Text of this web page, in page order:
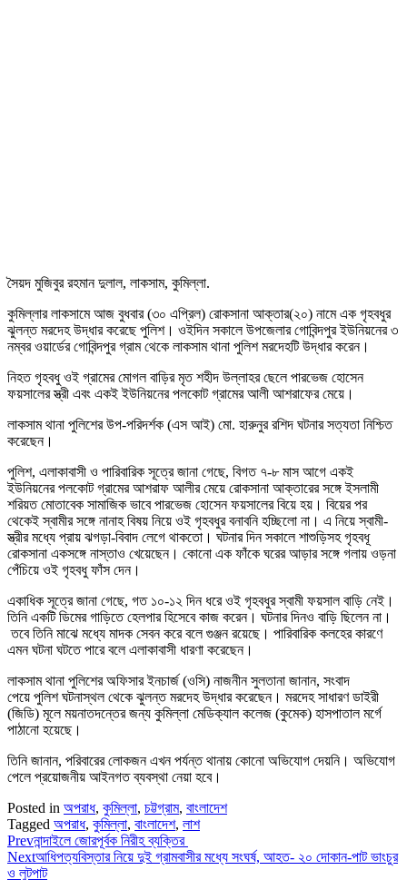
সৈয়দ মুজিবুর রহমান দুলাল, লাকসাম, কুমিল্লা.
কুমিল্লার লাকসামে আজ বুধবার (৩০ এপ্রিল) রোকসানা আক্তার(২০) নামে এক গৃহবধুর
ঝুলন্ত মরদেহ উদ্ধার করেছে পুলিশ। ওইদিন সকালে উপজেলার গোবিন্দপুর ইউনিয়নের ৩
নম্বর ওয়ার্ডের গোবিন্দপুর গ্রাম থেকে লাকসাম থানা পুলিশ মরদেহটি উদ্ধার করেন।
নিহত গৃহবধু ওই গ্রামের মোগল বাড়ির মৃত শহীদ উল্লাহর ছেলে পারভেজ হোসেন
ফয়সালের স্ত্রী এবং একই ইউনিয়নের পলকোট গ্রামের আলী আশরাফের মেয়ে।
লাকসাম থানা পুলিশের উপ-পরিদর্শক (এস আই) মো. হারুনুর রশিদ ঘটনার সত্যতা নিশ্চিত
করেছেন।
পুলিশ, এলাকাবাসী ও পারিবারিক সূত্রে জানা গেছে, বিগত ৭-৮ মাস আগে একই
ইউনিয়নের পলকোট গ্রামের আশরাফ আলীর মেয়ে রোকসানা আক্তারের সঙ্গে ইসলামী
শরিয়ত মোতাবেক সামাজিক ভাবে পারভেজ হোসেন ফয়সালের বিয়ে হয়। বিয়ের পর
থেকেই স্বামীর সঙ্গে নানাহ বিষয় নিয়ে ওই গৃহবধুর বনাবনি হচ্ছিলো না। এ নিয়ে স্বামী-
স্ত্রীর মধ্যে প্রায় ঝগড়া-বিবাদ লেগে থাকতো। ঘটনার দিন সকালে শাশুড়িসহ গৃহবধূ
রোকসানা একসঙ্গে নাস্তাও খেয়েছেন। কোনো এক ফাঁকে ঘরের আড়ার সঙ্গে গলায় ওড়না
পেঁচিয়ে ওই গৃহবধু ফাঁস দেন।
একাধিক সূত্রে জানা গেছে, গত ১০-১২ দিন ধরে ওই গৃহবধুর স্বামী ফয়সাল বাড়ি নেই।
তিনি একটি ডিমের গাড়িতে হেলপার হিসেবে কাজ করেন। ঘটনার দিনও বাড়ি ছিলেন না।
তবে তিনি মাঝে মধ্যে মাদক সেবন করে বলে গুঞ্জন রয়েছে। পারিবারিক কলহের কারণে
এমন ঘটনা ঘটতে পারে বলে এলাকাবাসী ধারণা করেছেন।
লাকসাম থানা পুলিশের অফিসার ইনচার্জ (ওসি) নাজনীন সুলতানা জানান, সংবাদ
পেয়ে পুলিশ ঘটনাস্থল থেকে ঝুলন্ত মরদেহ উদ্ধার করেছেন। মরদেহ সাধারণ ডাইরী
(জিডি) মূলে ময়নাতদন্তের জন্য কুমিল্লা মেডিক্যাল কলেজ (কুমেক) হাসপাতাল মর্গে
পাঠানো হয়েছে।
তিনি জানান, পরিবারের লোকজন এখন পর্যন্ত থানায় কোনো অভিযোগ দেয়নি। অভিযোগ
পেলে প্রয়োজনীয় আইনগত ব্যবস্থা নেয়া হবে।
Posted in অপরাধ, কুমিল্লা, চট্টগ্রাম, বাংলাদেশ
Tagged অপরাধ, কুমিল্লা, বাংলাদেশ, লাশ
Prevনান্দাইলে জোরপূর্বক নিরীহ ব্যক্তির
Nextআধিপত্যবিস্তার নিয়ে দুই গ্রামবাসীর মধ্যে সংঘর্ষ, আহত- ২০ দোকান-পাট ভাংচুর
ও লুটপাট